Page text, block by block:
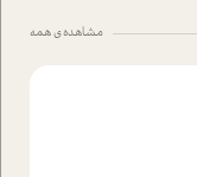
مشاهده ی همه